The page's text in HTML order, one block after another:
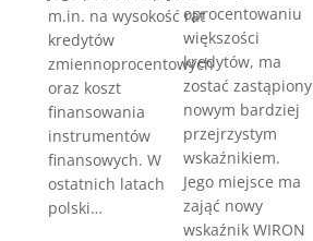
m.in. na wysokość rat
kredytów
zmiennoprocentowych
oraz koszt
finansowania
instrumentów
finansowych. W
ostatnich latach
polski…
oprocentowaniu
większości
kredytów, ma
zostać zastąpiony
nowym bardziej
przejrzystym
wskaźnikiem.
Jego miejsce ma
zająć nowy
wskaźnik WIRON